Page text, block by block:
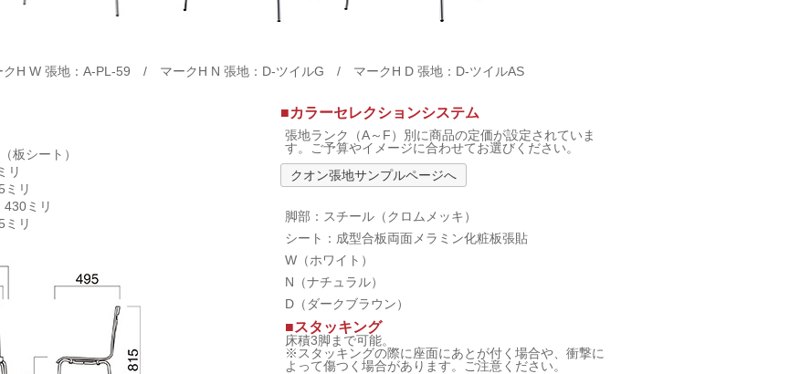
クH W 張地：A-PL-59 / マークH N 張地：D-ツイルG / マークH D 張地：D-ツイルAS
板シート）
リ
ミリ
430ミリ
ミリ
■カラーセレクションシステム
張地ランク（A～F）別に商品の定価が設定されていま
す。ご予算やイメージに合わせてお選びください。
クオン張地サンプルページへ
脚部：スチール（クロムメッキ）
シート：成型合板両面メラミン化粧板張貼
W（ホワイト）
N（ナチュラル）
D（ダークブラウン）
■スタッキング
床積3脚まで可能。
※スタッキングの際に座面にあとが付く場合や、衝撃に
よって傷つく場合があります。ご注意ください。